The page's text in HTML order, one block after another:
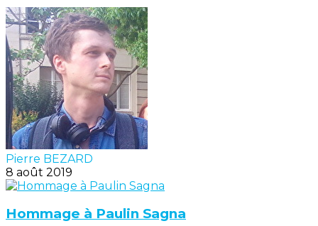
Pierre BEZARD
8 août 2019
Hommage à Paulin Sagna